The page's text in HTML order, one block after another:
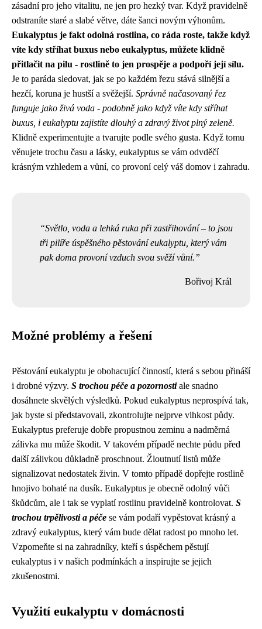
zásadní pro jeho vitalitu, ne jen pro hezký tvar. Když pravidelně
odstraníte staré a slabé větve, dáte šanci novým výhonům.
Eukalyptus je fakt odolná rostlina, co ráda roste, takže když
víte kdy stříhat buxus nebo eukalyptus, můžete klidně
přitlačit na pilu - rostlině to jen prospěje a podpoří její sílu.
Je to paráda sledovat, jak se po každém řezu stává silnější a
hezčí, koruna je hustší a svěžejší. Správně načasovaný řez
funguje jako živá voda - podobně jako když víte kdy stříhat
buxus, i eukalyptu zajistíte dlouhý a zdravý život plný zeleně.
Klidně experimentujte a tvarujte podle svého gusta. Když tomu
věnujete trochu času a lásky, eukalyptus se vám odvděčí
krásným vzhledem a vůní, co provoní celý váš domov i zahradu.
Světlo, voda a lehká ruka při zastřihování – to jsou
tři pilíře úspěšného pěstování eukalyptu, který vám
pak doma provoní vzduch svou svěží vůní.
Bořivoj Král
Možné problémy a řešení
Pěstování eukalyptu je obohacující činností, která s sebou přináší
i drobné výzvy. S trochou péče a pozornostiale snadno
dosáhnete skvělých výsledků. Pokud eukalyptus neprospívá tak,
jak byste si představovali, zkontrolujte nejprve vlhkost půdy.
Eukalyptus preferuje dobře propustnou zeminu a nadměrná
zálivka mu může škodit. V takovém případě nechte půdu před
další zálivkou důkladně proschnout. Žloutnutí listů může
signalizovat nedostatek živin. V tomto případě dopřejte rostlině
hnojivo bohaté na dusík. Eukalyptus je obecně odolný vůči
škůdcům, ale i tak se vyplatí rostlinu pravidelně kontrolovat. S
trochou trpělivosti a péče se vám podaří vypěstovat krásný a
zdravý eukalyptus, který vám bude dělat radost po mnoho let.
Vzpomeňte si na zahradníky, kteří s úspěchem pěstují
eukalyptus i v našich podmínkách a inspirujte se jejich
zkušenostmi.
Využití eukalyptu v domácnosti